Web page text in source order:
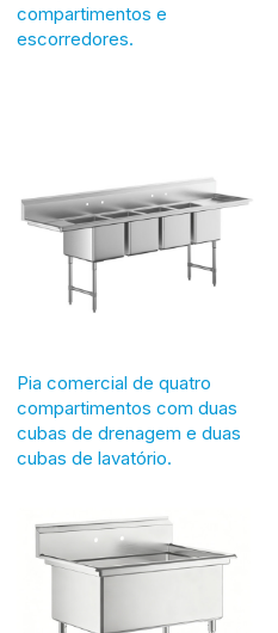
compartimentos e
escorredores.
Pia comercial de quatro
compartimentos com duas
cubas de drenagem e duas
cubas de lavatório.